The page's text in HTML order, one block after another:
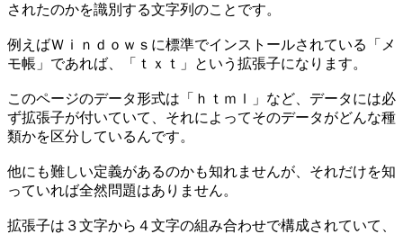
されたのかを識別する文字列のことです。
例えばＷｉｎｄｏｗｓに標準でインストールされている「メ
モ帳」であれば、「ｔｘｔ」という拡張子になります。
このページのデータ形式は「ｈｔｍｌ」など、データには必
ず拡張子が付いていて、それによってそのデータがどんな種
類かを区分しているんです。
他にも難しい定義があるのかも知れませんが、それだけを知
っていれば全然問題はありません。
拡張子は３文字から４文字の組み合わせで構成されていて、